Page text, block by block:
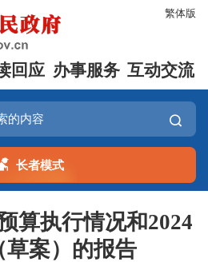
繁体版
回应 办事服务 互动交流
长者模式
算执行情况和2024
草案）的报告